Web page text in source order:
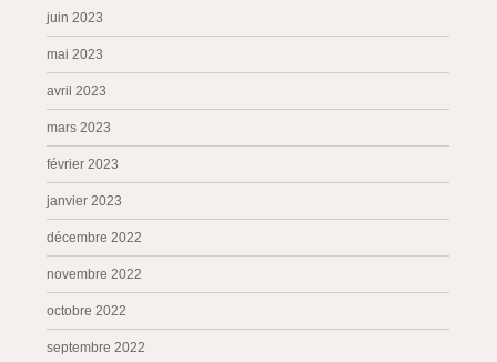
juin 2023
mai 2023
avril 2023
mars 2023
février 2023
janvier 2023
décembre 2022
novembre 2022
octobre 2022
septembre 2022